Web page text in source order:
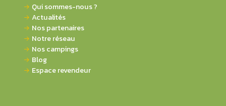
Qui sommes-nous ?
Actualités
Nos partenaires
Notre réseau
Nos campings
Blog
Espace revendeur